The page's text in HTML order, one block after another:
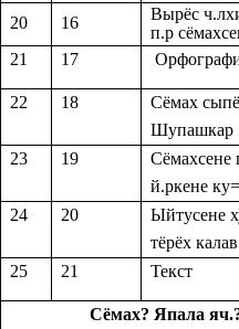
20 16
Вырёс
п.р
21 17
22 18
Сёмах
Шупашкар
23 19
Сёмахсене
й.ркене
24 20
Ыйтусене
тёрёх
25 21 Текст
Сёмах? Япала